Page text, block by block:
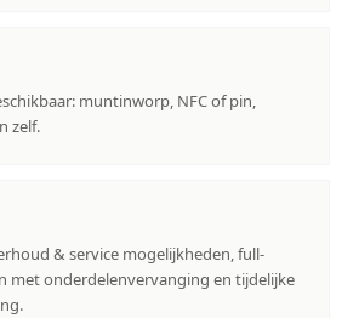
muntinworp, NFC of pin,
zelf.
& service mogelijkheden, full-
met onderdelenvervanging en tijdelijke